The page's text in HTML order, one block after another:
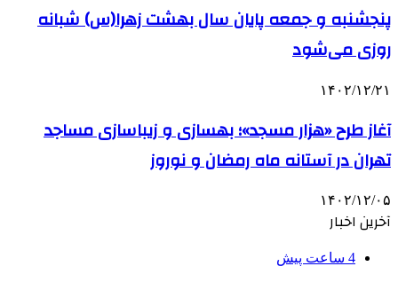
پنجشنبه و جمعه پایان سال بهشت زهرا(س) شبانه
روزی می‌شود
۱۴۰۲/۱۲/۲۱
آغاز طرح «هزار مسجد»؛ بهسازی و زیباسازی مساجد
تهران در آستانه ماه رمضان و نوروز
۱۴۰۲/۱۲/۰۵
آخرین اخبار
4 ساعت پیش